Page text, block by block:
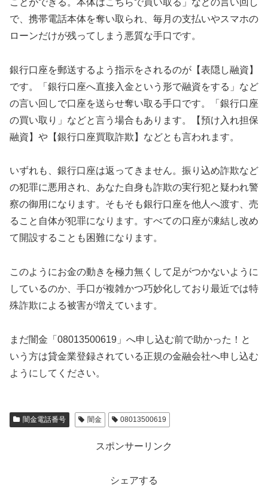
で、携帯電話本体を奪い取られ、毎月の支払いやスマホの
ローンだけが残ってしまう悪質な手口です。
銀行口座を郵送するよう指示をされるのが【表隠し融資】
です。「銀行口座へ直接入金という形で融資をする」など
の言い回しで口座を送らせ奪い取る手口です。「銀行口座
の買い取り」などと言う場合もあります。【預け入れ担保
融資】や【銀行口座買取詐欺】などとも言われます。
いずれも、銀行口座は返ってきません。振り込め詐欺など
の犯罪に悪用され、あなた自身も詐欺の実行犯と疑われ警
察の御用になります。そもそも銀行口座を他人へ渡す、売
ること自体が犯罪になります。すべての口座が凍結し改め
て開設することも困難になります。
このようにお金の動きを極力無くして足がつかないように
しているのか、手口が複雑かつ巧妙化しており最近では特
殊詐欺による被害が増えています。
まだ闇金「08013500619」へ申し込む前で助かった！と
いう方は貸金業登録されている正規の金融会社へ申し込む
ようにしてください。
闇金電話番号 闇金 08013500619
スポンサーリンク
シェアする